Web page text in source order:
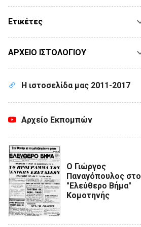
Ετικέτες
ΑΡΧΕΙΟ ΙΣΤΟΛΟΓΙΟΥ
Η ιστοσελίδα μας 2011-2017
Αρχείο Εκπομπών
Ο Γιώργος
Παναγόπουλος στο
"Ελεύθερο Βήμα"
Κομοτηνής